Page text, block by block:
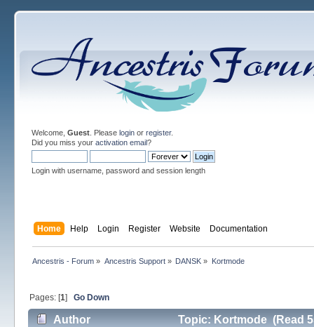
Welcome, Guest. Please loginor register.
Did you miss your activation email?
Login with username, password and session length
Home Help Login Register Website Documentation
Ancestris - Forum » Ancestris Support» DANSK » Kortmode
Pages: [1] Go Down
Author Topic: Kortmode (Read